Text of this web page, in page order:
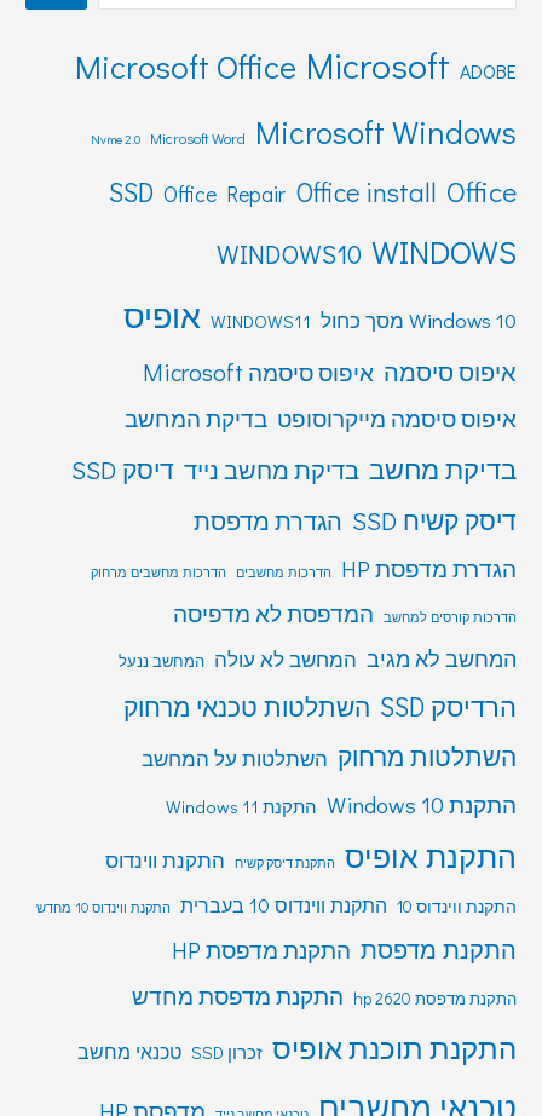
ADOBE
Microsoft
Microsoft Office
Microsoft Windows
Microsoft Word
Nvme 2.0
Office
Office install
Office Repair
SSD
WINDOWS
WINDOWS10
Windows 10 מסך כחול WINDOWS11 אופיס
איפוס סיסמה איפוס סיסמה Microsoft
איפוס סיסמה מייקרוסופט בדיקת המחשב
בדיקת מחשב בדיקת מחשב נייד דיסק SSD
דיסק קשיח SSD
הגדרת מדפסת
הגדרת מדפסת HP הדרכות מחשבים הדרכות מחשבים מרחוק
הדרכות קורסים למחשב המדפסת לא מדפיסה
המחשב לא מגיב המחשב לא עולה המחשב ננעל
הרדיסק SSD
השתלטות טכנאי מרחוק
השתלטות מרחוק השתלטות על המחשב
התקנת Windows 10 התקנת Windows 11
התקנת אופיס התקנת דיסק קשיח התקנת ווינדוס
התקנת ווינדוס 10 התקנת ווינדוס 10 בעברית התקנת ווינדוס 10 מחדש
התקנת מדפסת התקנת מדפסת HP
התקנת מדפסת hp 2620 התקנת מדפסת מחדש
התקנת תוכנת אופיס זכרון SSD טכנאי מחשב